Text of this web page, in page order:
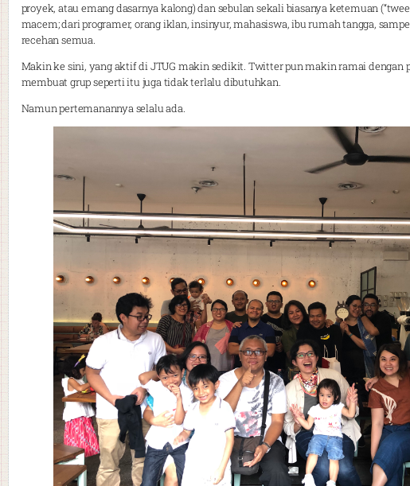
proyek, atau emang dasarnya kalong) dan sebulan sekali biasanya ketemuan
macem; dari programer, orang iklan, insinyur, mahasiswa, ibu rumah tangga,
recehan semua.
Makin ke sini, yang aktif di JTUG makin sedikit. Twitter pun makin ramai dengan
membuat grup seperti itu juga tidak terlalu dibutuhkan.
Namun pertemanannya selalu ada.